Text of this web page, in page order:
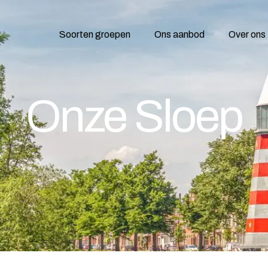
Soorten groepen Ons aanbod Over ons
Onze Sloep